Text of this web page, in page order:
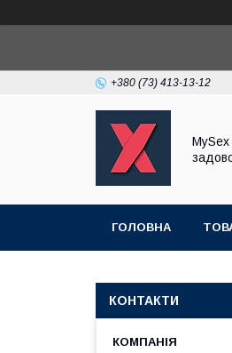
+380 (73) 413-13-12
ГОЛОВНА
КОНТАКТИ